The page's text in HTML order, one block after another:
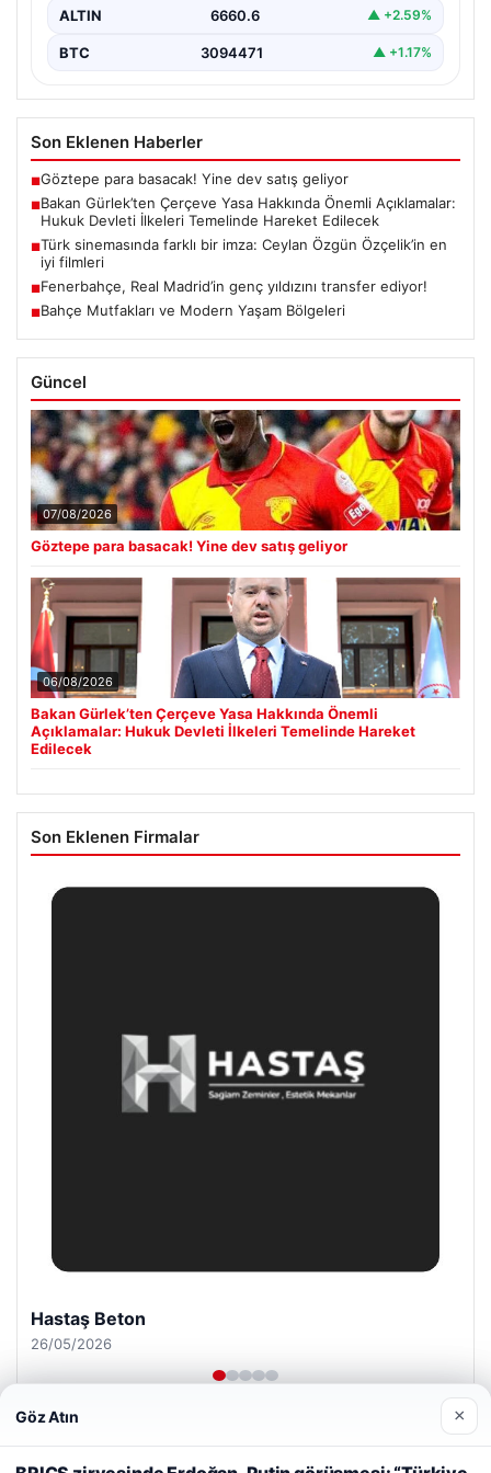
ALTIN 6660.6 ▲ +2.59%
BTC 3094471 ▲ +1.17%
Son Eklenen Haberler
■Göztepe para basacak! Yine dev satış geliyor
■Bakan Gürlek’ten Çerçeve Yasa Hakkında Önemli Açıklamalar:
Hukuk Devleti İlkeleri Temelinde Hareket Edilecek
■Türk sinemasında farklı bir imza: Ceylan Özgün Özçelik’in en
iyi filmleri
■Fenerbahçe, Real Madrid’in genç yıldızını transfer ediyor!
■Bahçe Mutfakları ve Modern Yaşam Bölgeleri
Güncel
07/08/2026
Göztepe para basacak! Yine dev satış geliyor
06/08/2026
Bakan Gürlek’ten Çerçeve Yasa Hakkında Önemli
Açıklamalar: Hukuk Devleti İlkeleri Temelinde Hareket
Edilecek
Son Eklenen Firmalar
Prenses Night Club
29/04/2026
Göz Atın ×